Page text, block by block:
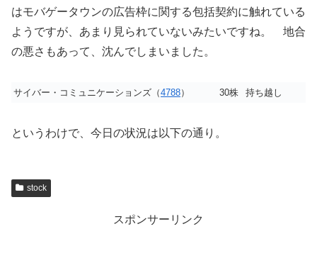
はモバゲータウンの広告枠に関する包括契約に触れている
ようですが、あまり見られていないみたいですね。 地合
の悪さもあって、沈んでしまいました。
サイバー・コミュニケーションズ（4788） 30株 持ち越し
というわけで、今日の状況は以下の通り。
stock
スポンサーリンク